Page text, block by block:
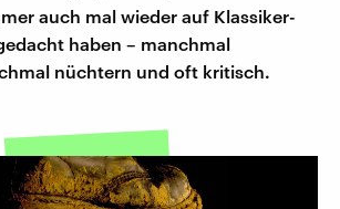
auch mal wieder auf Klassiker-
haben – manchmal
nüchtern und oft kritisch.